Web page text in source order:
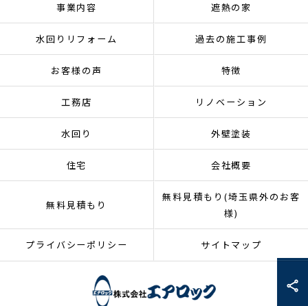
事業内容 遮熱の家
水回りリフォーム 過去の施工事例
お客様の声 特徴
工務店 リノベーション
水回り 外壁塗装
住宅 会社概要
無料見積もり
無料見積もり(埼玉県外のお客
様)
プライバシーポリシー サイトマップ